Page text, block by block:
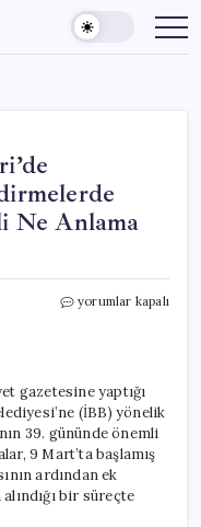
Ne Anlama
Gökhan
Bulundu:
Diploma
İptali
Ne
Anlama
Geliyor?
için
yorumlar kapalı
gazetesine yaptığı
(İBB) yönelik
39. gününde önemli
9 Mart’ta başlamış
ardından ek
bir süreçte